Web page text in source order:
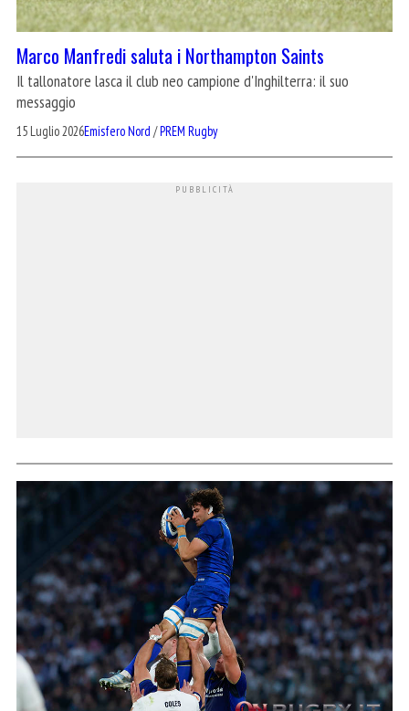
Marco Manfredi saluta i Northampton Saints
Il tallonatore lasca il club neo campione d'Inghilterra: il suo
messaggio
15 Luglio 2026Emisfero Nord /PREM Rugby